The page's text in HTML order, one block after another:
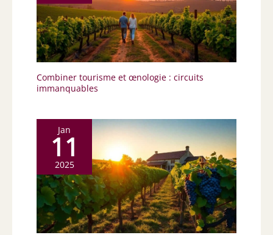
Combiner tourisme et œnologie : circuits
immanquables
Jan
11
2025